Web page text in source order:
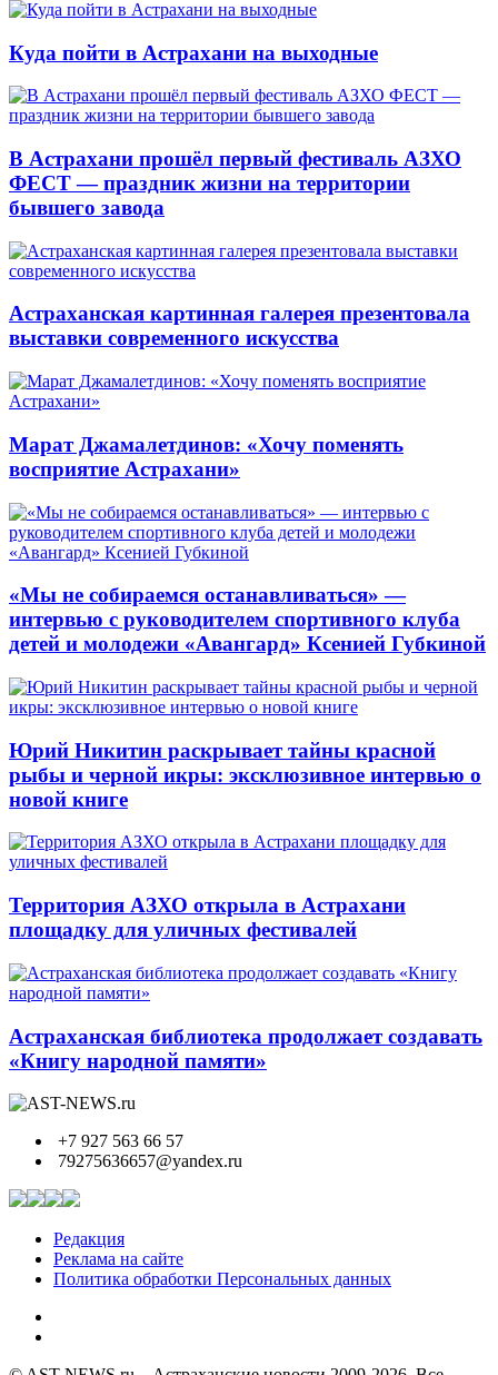
Куда пойти в Астрахани на выходные
В Астрахани прошёл первый фестиваль АЗХО
ФЕСТ — праздник жизни на территории
бывшего завода
Астраханская картинная галерея презентовала
выставки современного искусства
Марат Джамалетдинов: «Хочу поменять
восприятие Астрахани»
«Мы не собираемся останавливаться» —
интервью с руководителем спортивного клуба
детей и молодежи «Авангард» Ксенией Губкиной
Юрий Никитин раскрывает тайны красной
рыбы и черной икры: эксклюзивное интервью о
новой книге
Территория АЗХО открыла в Астрахани
площадку для уличных фестивалей
Астраханская библиотека продолжает создавать
«Книгу народной памяти»
+7 927 563 66 57
79275636657@yandex.ru
Редакция
Реклама на сайте
Политика обработки Персональных данных